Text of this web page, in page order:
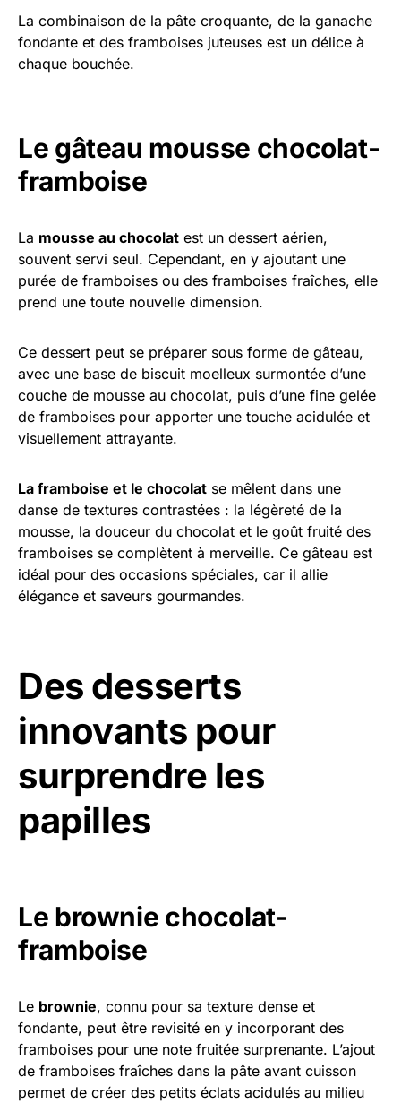
La combinaison de la pâte croquante, de la ganache
fondante et des framboises juteuses est un délice à
chaque bouchée.
Le gâteau mousse chocolat-
framboise
La mousse au chocolat est un dessert aérien,
souvent servi seul. Cependant, en y ajoutant une
purée de framboises ou des framboises fraîches, elle
prend une toute nouvelle dimension.
Ce dessert peut se préparer sous forme de gâteau,
avec une base de biscuit moelleux surmontée d’une
couche de mousse au chocolat, puis d’une fine gelée
de framboises pour apporter une touche acidulée et
visuellement attrayante.
La framboise et le chocolat se mêlent dans une
danse de textures contrastées : la légèreté de la
mousse, la douceur du chocolat et le goût fruité des
framboises se complètent à merveille. Ce gâteau est
idéal pour des occasions spéciales, car il allie
élégance et saveurs gourmandes.
Des desserts
innovants pour
surprendre les
papilles
Le brownie chocolat-
framboise
Le brownie, connu pour sa texture dense et
fondante, peut être revisité en y incorporant des
framboises pour une note fruitée surprenante. L’ajout
de framboises fraîches dans la pâte avant cuisson
permet de créer des petits éclats acidulés au milieu